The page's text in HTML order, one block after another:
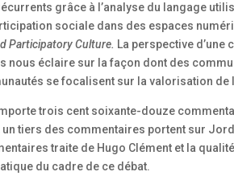
grâce à l’analyse du langage
sociale dans des espaces
Participatory Culture. La perspective
nous éclaire sur la façon dont des
se focalisent sur la valorisation de
trois cent soixante-douze
un tiers des commentaires portent sur
traite de Hugo Clément et la
du cadre de ce débat.